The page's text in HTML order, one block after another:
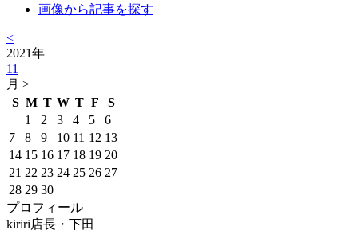
画像から記事を探す
<
2021年
11
月 >
S M T W T F
S
1
2 3 4 5
6
7
8 9 10 11 12 13
14 15 16 17 18 19 20
21 22 23 24 25 26 27
28 29 30
プロフィール
kiriri店長・下田